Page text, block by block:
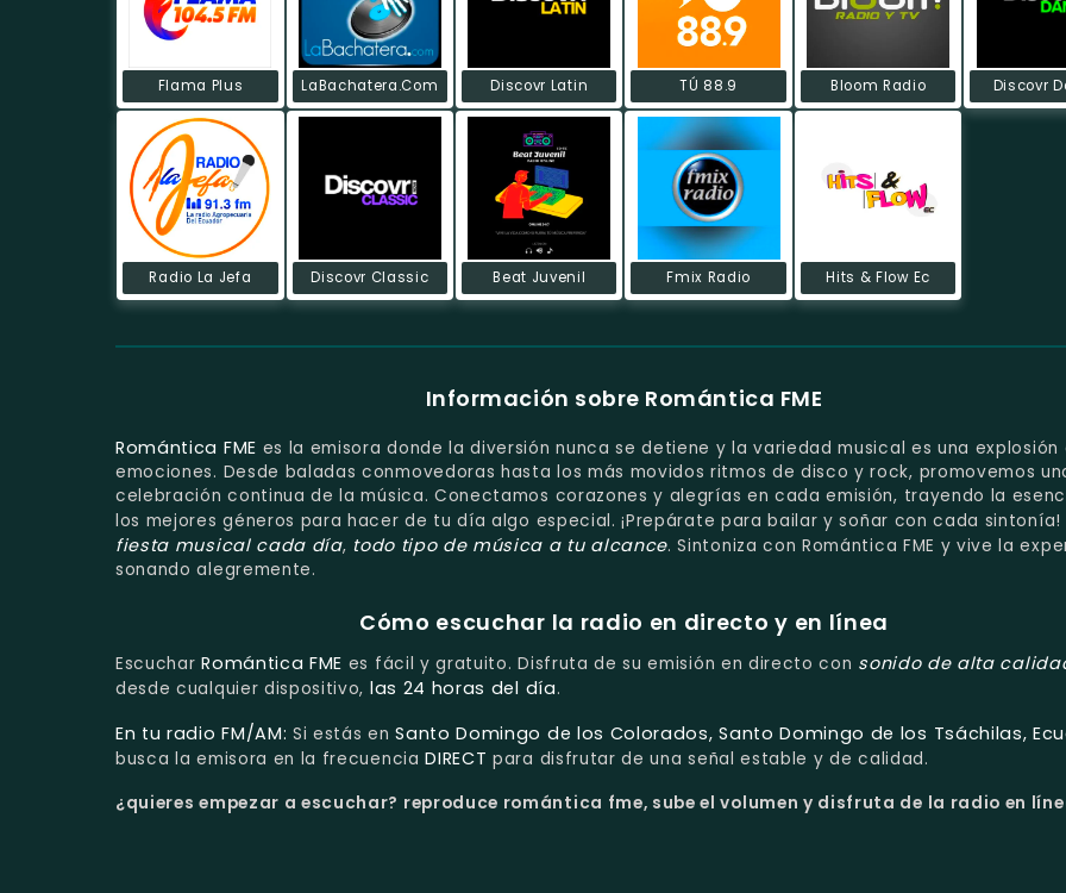
Flama Plus LaBachatera.Com Discovr Latin TÚ 88.9 Bloom Radio Discovr
Radio La Jefa Discovr Classic Beat Juvenil Fmix Radio Hits & Flow Ec
Información sobre Romántica FME
Romántica FME es la emisora donde la diversión nunca se detiene y la variedad musical es una explosión
emociones. Desde baladas conmovedoras hasta los más movidos ritmos de disco y rock, promovemos
celebración continua de la música. Conectamos corazones y alegrías en cada emisión, trayendo la
los mejores géneros para hacer de tu día algo especial. ¡Prepárate para bailar y soñar con cada sintonía!
fiesta musical cada día, todo tipo de música a tu alcance. Sintoniza con Romántica FME y vive la
sonando alegremente.
Cómo escuchar la radio en directo y en línea
EscucharRomántica FME es fácil y gratuito. Disfruta de su emisión en directo con sonido de alta
desde cualquier dispositivo, las 24 horas del día.
En tu radio FM/AM: Si estás enSanto Domingo de los Colorados, Santo Domingo de los Tsáchilas,
busca la emisora en la frecuenciaDIRECT para disfrutar de una señal estable y de calidad.
¿quieres empezar a escuchar? reproduce romántica fme, sube el volumen y disfruta de la radio en